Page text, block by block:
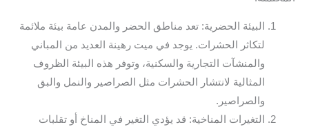
البيئة الحضرية: تعد مناطق الحضر والمدن عامة بيئة ملائمة
لتكاثر الحشرات. يوجد في ميت رهينة العديد من المباني
والمنشآت التجارية والسكنية، وتوفر هذه البيئة الظروف
المثالية لانتشار الحشرات مثل الصراصير والنمل والبق
والصراصير.
التغيرات المناخية: قد يؤدي التغير في المناخ أو تقلبات